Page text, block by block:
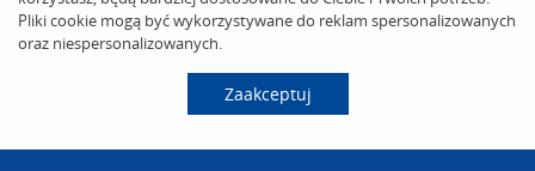
Pliki cookie mogą być wykorzystywane do reklam spersonalizowanych
oraz niespersonalizowanych.
Zaakceptuj